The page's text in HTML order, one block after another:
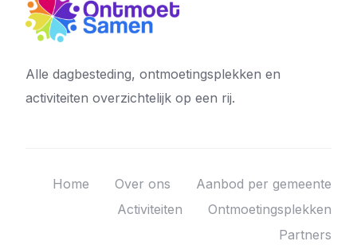
Alle dagbesteding, ontmoetingsplekken en
activiteiten overzichtelijk op een rij.
Home Over ons
Aanbod per gemeente
Activiteiten
Ontmoetingsplekken
Partners